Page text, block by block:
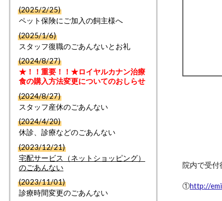
院内で受付
①http://
(2025/2/25)
ペット保険にご加入の飼主様へ
(2025/1/6)
スタッフ復職のごあんないとお礼
(2024/8/27)
★！！重要！！★ロイヤルカナン治療
食の購入方法変更についてのおしらせ
(2024/8/27)
スタッフ産休のごあんない
(2024/4/20)
休診、診療などのごあんない
(2023/12/21)
宅配サービス（ネットショッピング）
のごあんない
(2023/11/01)
診療時間変更のごあんない